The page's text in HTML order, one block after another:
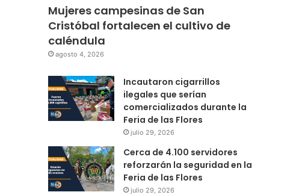
Mujeres campesinas de San
Cristóbal fortalecen el cultivo de
caléndula
agosto 4, 2026
Incautaron cigarrillos
ilegales que serían
comercializados durante la
Feria de las Flores
julio 29, 2026
Cerca de 4.100 servidores
reforzarán la seguridad en la
Feria de las Flores
julio 29, 2026